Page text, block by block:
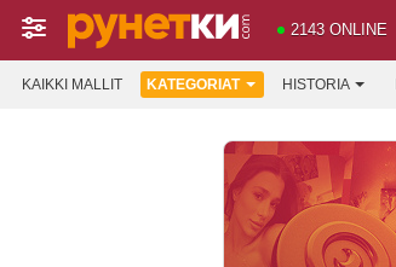
2143 ONLINE
KAIKKI MALLIT KATEGORIAT HISTORIA